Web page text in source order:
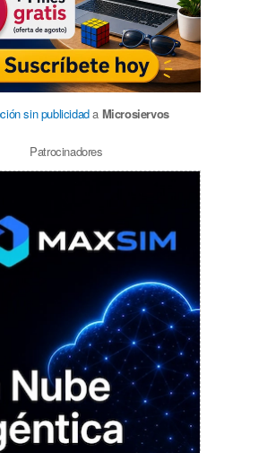
sin publicidada Microsiervos
Patrocinadores